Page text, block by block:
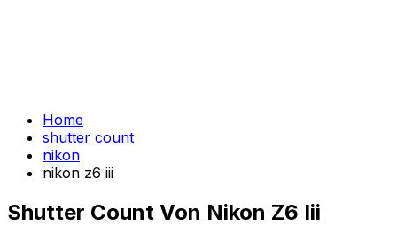
Home
shutter count
nikon
nikon z6 iii
Shutter Count Von Nikon Z6 Iii